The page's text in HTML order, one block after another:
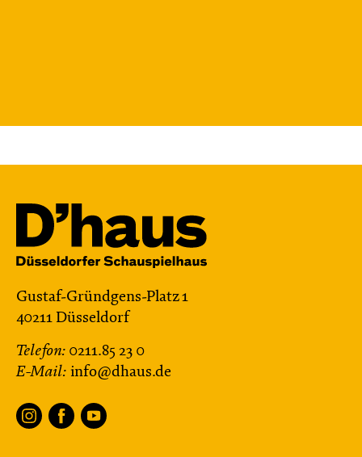
Gustaf-Gründgens-Platz 1
40211 Düsseldorf
Telefon: 0211.85 23 0
E-Mail: info@dhaus.de